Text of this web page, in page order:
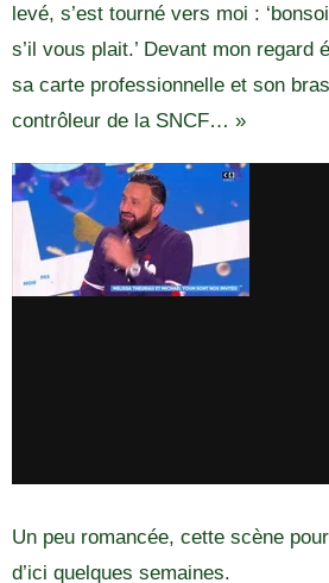
levé, s’est tourné vers moi :
s’il vous plait.’ Devant mon regard
sa carte professionnelle et son
contrôleur de la SNCF… »
Un peu romancée, cette scène
d’ici quelques semaines.